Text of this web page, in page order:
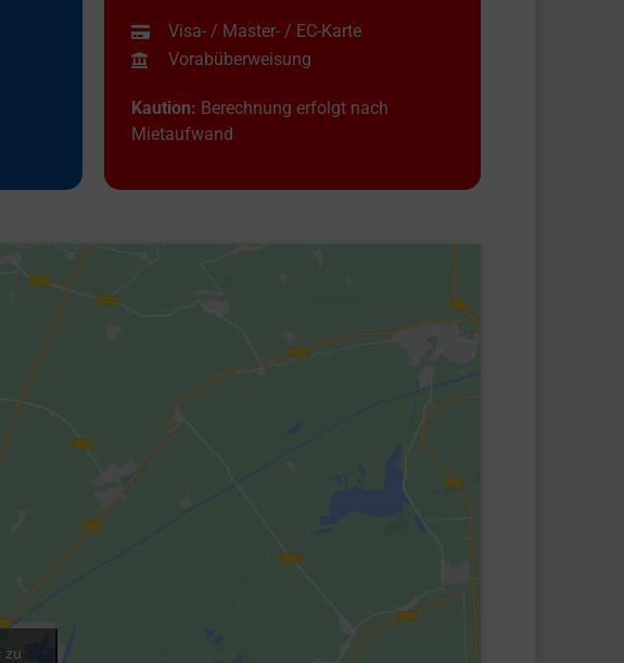
Visa- / Master- / EC-Karte
Vorabüberweisung
Kaution: Berechnung erfolgt nach
Mietaufwand
zu